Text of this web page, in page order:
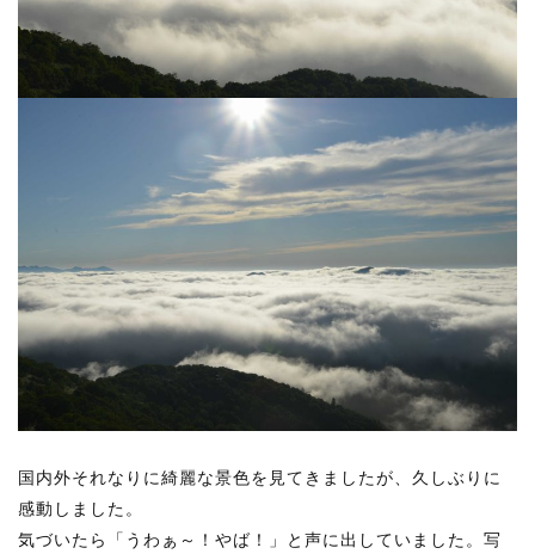
国内外それなりに綺麗な景色を見てきましたが、久しぶりに
感動しました。
気づいたら「うわぁ～！やば！」と声に出していました。写